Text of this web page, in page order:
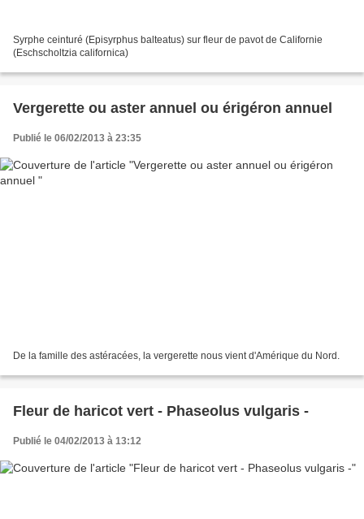
Syrphe ceinturé (Episyrphus balteatus) sur fleur de pavot de Californie
(Eschscholtzia californica)
Vergerette ou aster annuel ou érigéron annuel
Publié le 06/02/2013 à 23:35
De la famille des astéracées, la vergerette nous vient d'Amérique du Nord.
Fleur de haricot vert - Phaseolus vulgaris -
Publié le 04/02/2013 à 13:12